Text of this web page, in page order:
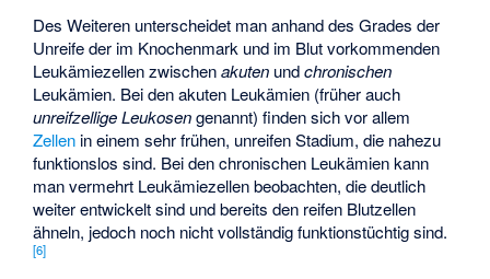
Des Weiteren unterscheidet man anhand des Grades der
Unreife der im Knochenmark und im Blut vorkommenden
Leukämiezellen zwischenakuten undchronischen
Leukämien. Bei den akuten Leukämien (früher auch
unreifzellige Leukosengenannt) finden sich vor allem
Zellen in einem sehr frühen, unreifen Stadium, die nahezu
funktionslos sind. Bei den chronischen Leukämien kann
man vermehrt Leukämiezellen beobachten, die deutlich
weiter entwickelt sind und bereits den reifen Blutzellen
ähneln, jedoch noch nicht vollständig funktionstüchtig sind.
[6]